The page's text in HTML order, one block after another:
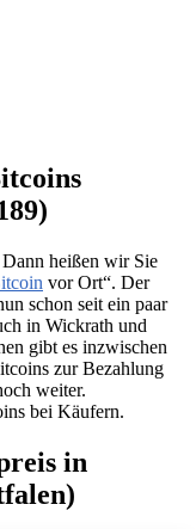
heißen wir Sie
vor Ort“. Der
schon seit ein paar
in Wickrath und
gibt es inzwischen
zur Bezahlung
weiter.
bei Käufern.
in